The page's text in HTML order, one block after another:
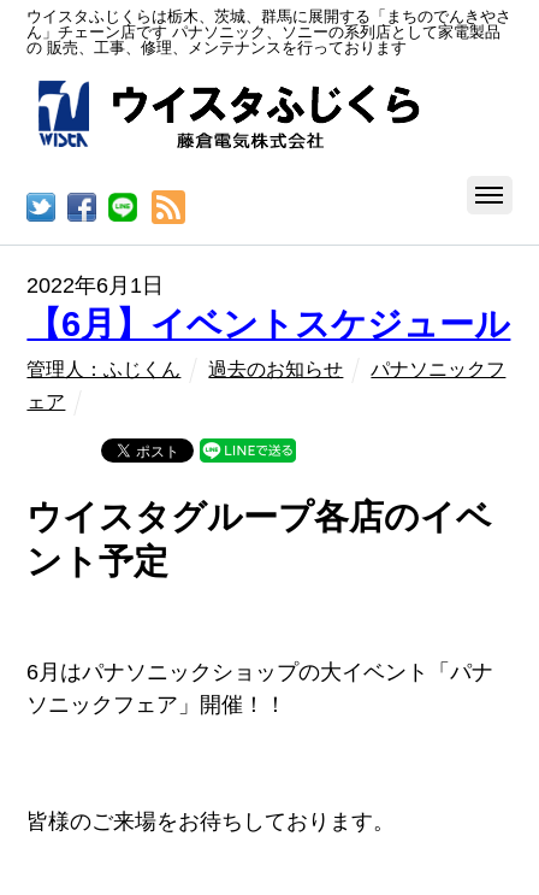
ウイスタふじくらは栃木、茨城、群馬に展開する「まちのでんきやさ
ん」チェーン店です パナソニック、ソニーの系列店として家電製品
の 販売、工事、修理、メンテナンスを行っております
2022年6月1日
【6月】イベントスケジュール
管理人：ふじくん 過去のお知らせ
パナソニックフ
ェア
ウイスタグループ各店のイベ
ント予定
6月はパナソニックショップの大イベント「パナ
ソニックフェア」開催！！
皆様のご来場をお待ちしております。